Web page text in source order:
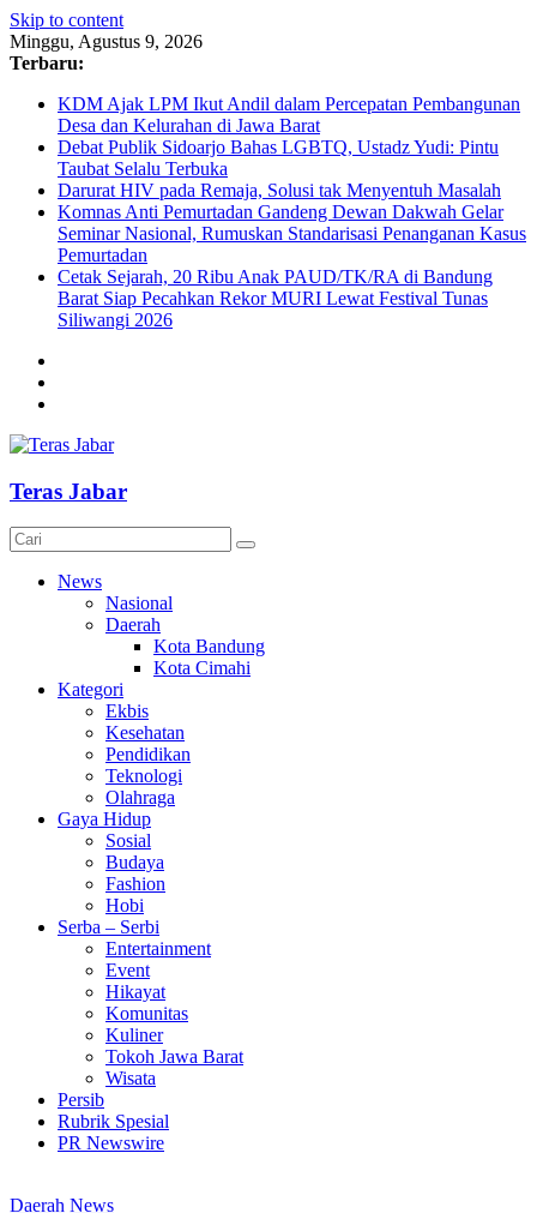
Skip to content
Minggu, Agustus 9, 2026
Terbaru:
KDM Ajak LPM Ikut Andil dalam Percepatan Pembangunan
Desa dan Kelurahan di Jawa Barat
Debat Publik Sidoarjo Bahas LGBTQ, Ustadz Yudi: Pintu
Taubat Selalu Terbuka
Darurat HIV pada Remaja, Solusi tak Menyentuh Masalah
Komnas Anti Pemurtadan Gandeng Dewan Dakwah Gelar
Seminar Nasional, Rumuskan Standarisasi Penanganan Kasus
Pemurtadan
Cetak Sejarah, 20 Ribu Anak PAUD/TK/RA di Bandung
Barat Siap Pecahkan Rekor MURI Lewat Festival Tunas
Siliwangi 2026
Teras Jabar
News
Nasional
Daerah
Kota Bandung
Kota Cimahi
Kategori
Ekbis
Kesehatan
Pendidikan
Teknologi
Olahraga
Gaya Hidup
Sosial
Budaya
Fashion
Hobi
Serba – Serbi
Entertainment
Event
Hikayat
Komunitas
Kuliner
Tokoh Jawa Barat
Wisata
Persib
Rubrik Spesial
PR Newswire
Daerah News